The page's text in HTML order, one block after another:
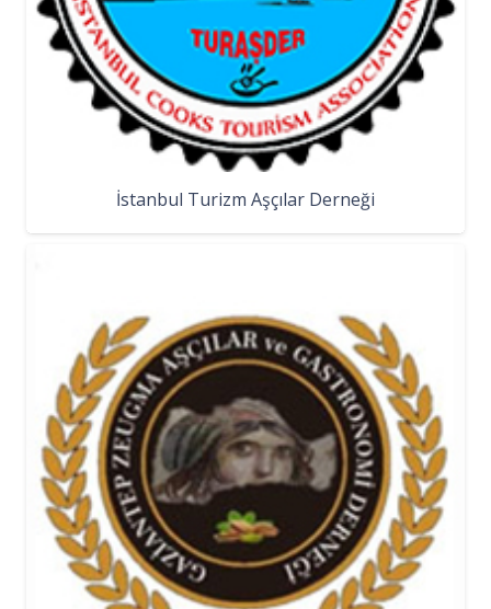
İstanbul Turizm Aşçılar Derneği